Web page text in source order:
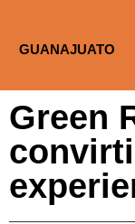
GUANAJUATO
Green